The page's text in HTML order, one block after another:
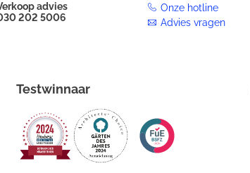
advies
202 5006
Onze hotline
Advies vragen
Testwinnaar